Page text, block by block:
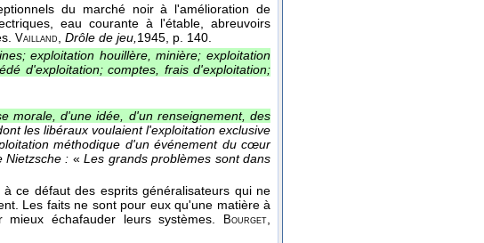
du marché noir à l'amélioration de
eau courante à l'étable, abreuvoirs
Vailland Drôle de jeu, 1945 , p. 140.
exploitation houillère, minière; exploitation
d'exploitation; comptes, frais d'exploitation;
morale, d'une idée, d'un renseignement, des
les libéraux voulaient l'exploitation exclusive
méthodique d'un événement du cœur
Nietzsche : «Les grands problèmes sont dans
ce défaut des esprits généralisateurs qui ne
Les faits ne sont pour eux qu'une matière à
échafauder leurs systèmes. Bourget